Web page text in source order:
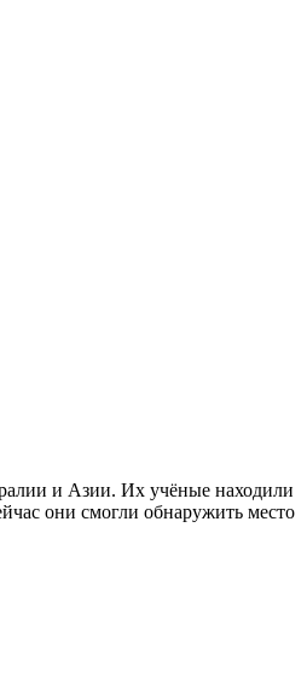
и Азии. Их учёные находили
они смогли обнаружить место